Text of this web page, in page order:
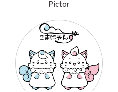
Pictor